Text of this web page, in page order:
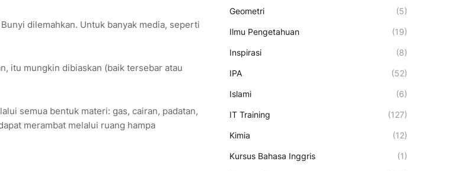
dilemahkan. Untuk banyak media, seperti
itu mungkin dibiaskan (baik tersebar atau
semua bentuk materi: gas, cairan, padatan,
merambat melalui ruang hampa
Geometri (5)
Ilmu Pengetahuan (19)
Inspirasi (8)
IPA (52)
Islami (6)
IT Training (127)
Kimia (12)
Kursus Bahasa Inggris (1)